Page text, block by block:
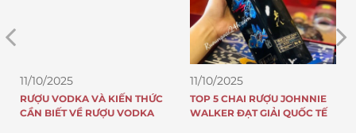
11/10/2025
TOP 5 CHAI RƯỢU JOHNNIE
WALKER ĐẠT GIẢI QUỐC TẾ
11/10/2025
8 LÝ DO TẠI SAO RƯỢU
JOHNNIE WALKER NỔI